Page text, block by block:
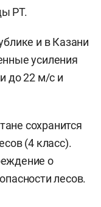
РТ.
и в Казани
усиления
до 22 м/с и
сохранится
(4 класс).
о
лесов.